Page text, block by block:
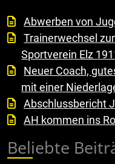
Abwerben von
Trainerwechsel
Sportverein Elz
Neuer Coach,
mit einer
Abschlussbericht
AH kommen ins
Beliebte